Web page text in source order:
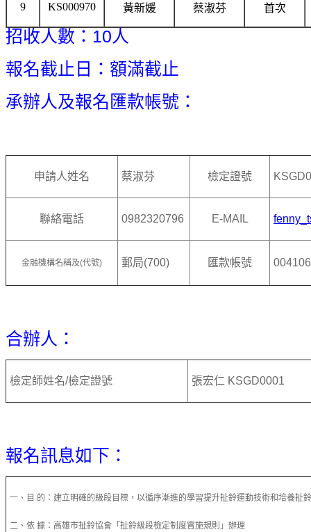
9 KS000970 黃新媛 蔡淑芬 首次
招收人數：10人
報名截止日：額滿截止
承辦人及報名匯款帳號：
申請人姓名 蔡淑芬 檢定證號
聯絡電話 0982320796 E-MAIL
金融機構名稱及(代號) 郵局(700) 匯款帳號
合辦人：
檢定師姓名/檢定證號 張宏仁 KSGD0001
報名訊息如下：
一、目 的：建立明確的級段目標，以循序漸進的學習提升扯鈴運動技術和培養扯
二、依 據：高雄市扯鈴協會「扯鈴級段檢定制度實施規則」辦理